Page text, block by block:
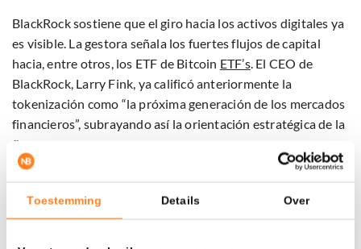
Toestemming Details Over
BlackRock sostiene que el giro hacia los activos digitales ya
es visible. La gestora señala los fuertes flujos de capital
hacia, entre otros, los ETF de Bitcoin ETF’s. El CEO de
BlackRock, Larry Fink, ya calificó anteriormente la
tokenización como “la próxima generación de los mercados
financieros”, subrayando así la orientación estratégica de la
firma.
Las stablecoins también ganan cada vez más peso. Samara
Cohen, Global Head of Market Development en BlackRock,
afirma que las stablecoins “han dejado de ser un nicho y se
han convertido en el puente entre las finanzas tradicionales